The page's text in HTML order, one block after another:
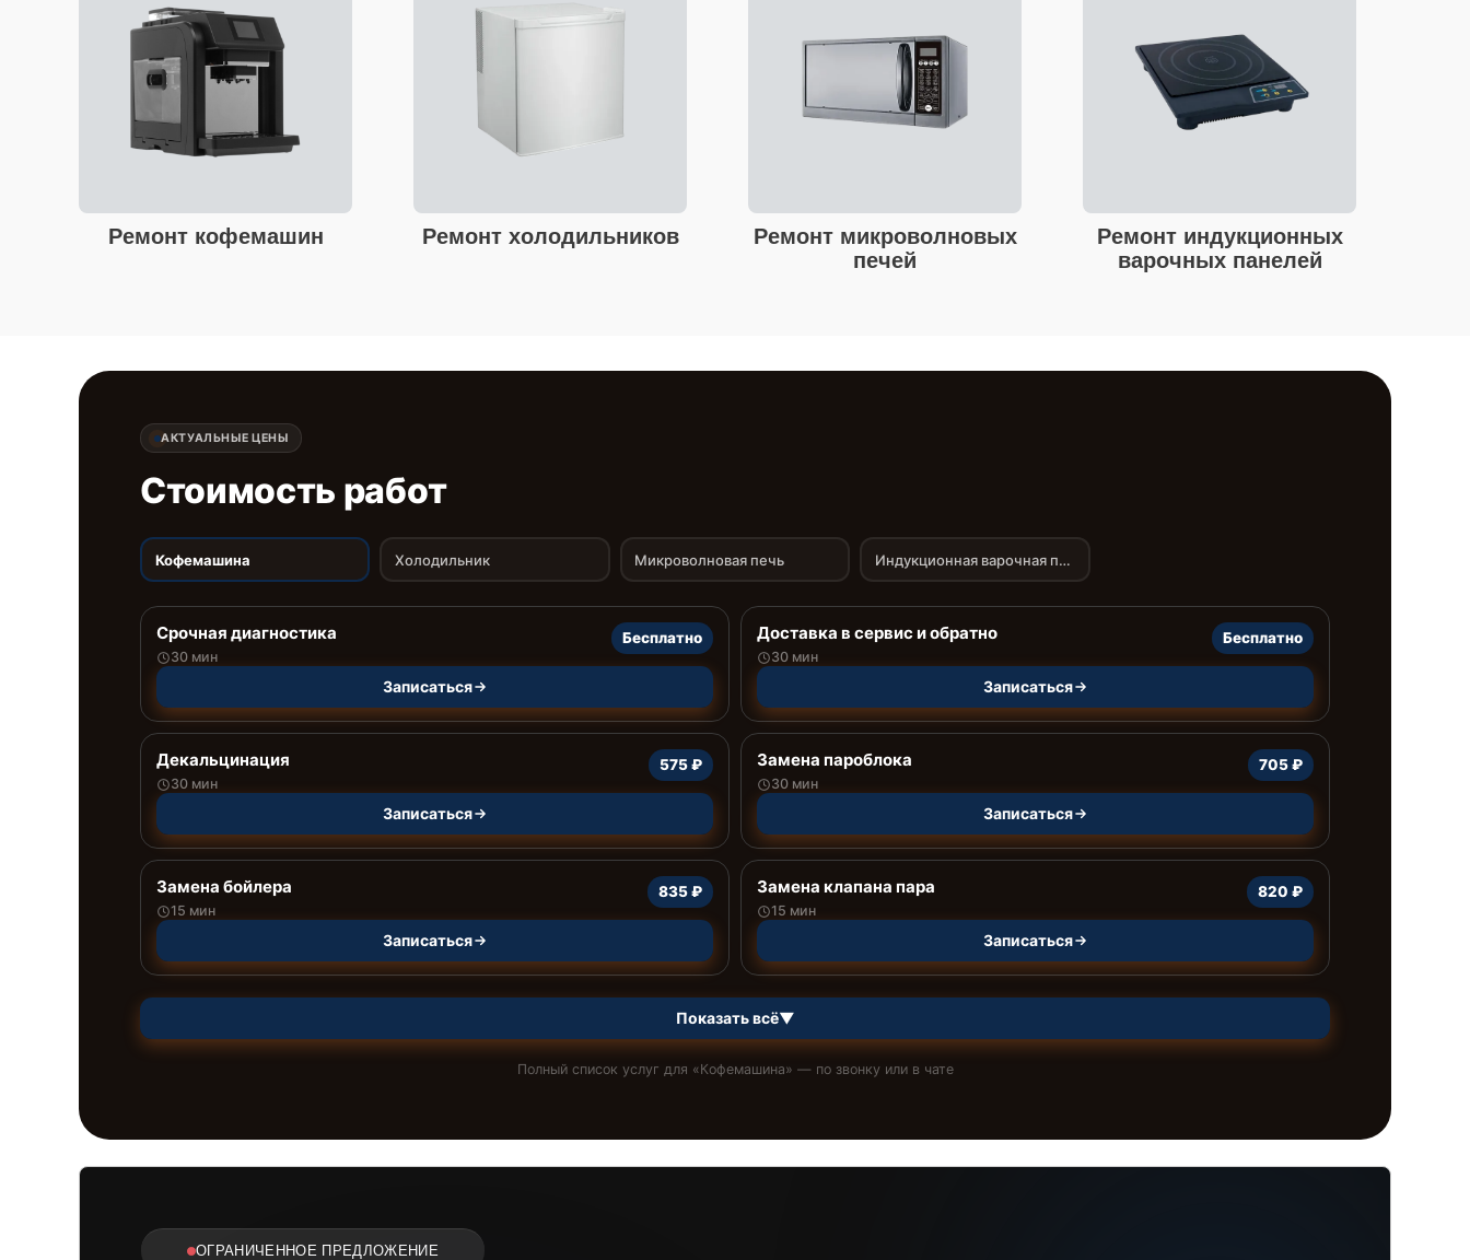
Ремонт кофемашин Ремонт холодильников
Ремонт микроволновых
печей
Ремонт индукционных
варочных панелей
АКТУАЛЬНЫЕ ЦЕНЫ
Стоимость работ
Кофемашина Холодильник Микроволновая печь Индукционная варочная панель
Срочная диагностика
30 мин
Бесплатно
Записаться
Доставка в сервис и обратно
30 мин
Бесплатно
Записаться
Декальцинация
30 мин
575 ₽
Записаться
Замена пароблока
30 мин
705 ₽
Записаться
Замена бойлера
15 мин
835 ₽
Записаться
Замена клапана пара
15 мин
820 ₽
Записаться
Показать всё▼
Полный список услуг для «Кофемашина» — по звонку или в чате
ОГРАНИЧЕННОЕ ПРЕДЛОЖЕНИЕ